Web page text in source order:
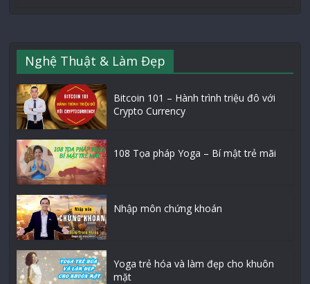
Nghệ Thuật & Làm Đẹp
Bitcoin 101 – Hành trình triệu đô với
Crypto Currency
108 Tọa pháp Yoga – Bí mật trẻ mãi
Nhập môn chứng khoán
Yoga trẻ hóa và làm đẹp cho khuôn
mặt